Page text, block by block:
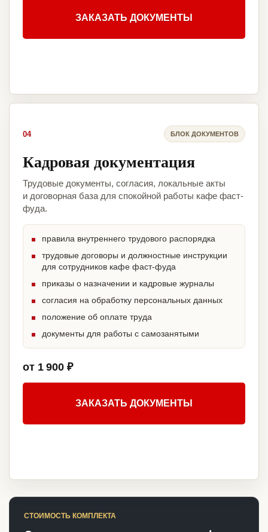
ЗАКАЗАТЬ ДОКУМЕНТЫ
04 БЛОК ДОКУМЕНТОВ
Кадровая документация
Трудовые документы, согласия, локальные акты
и договорная база для спокойной работы кафе фаст-
фуда.
правила внутреннего трудового распорядка
трудовые договоры и должностные инструкции
для сотрудников кафе фаст-фуда
приказы о назначении и кадровые журналы
согласия на обработку персональных данных
положение об оплате труда
документы для работы с самозанятыми
от 1 900 ₽
ЗАКАЗАТЬ ДОКУМЕНТЫ
СТОИМОСТЬ КОМПЛЕКТА